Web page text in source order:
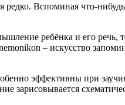
Вспоминая что-
ребёнка и его
– искусство
эффективны при
зарисовывается